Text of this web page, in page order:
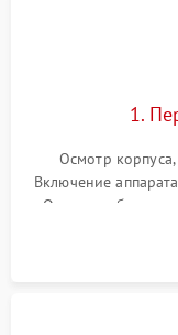
1.
Осмотр
Включение
Оценка работы
Измерение